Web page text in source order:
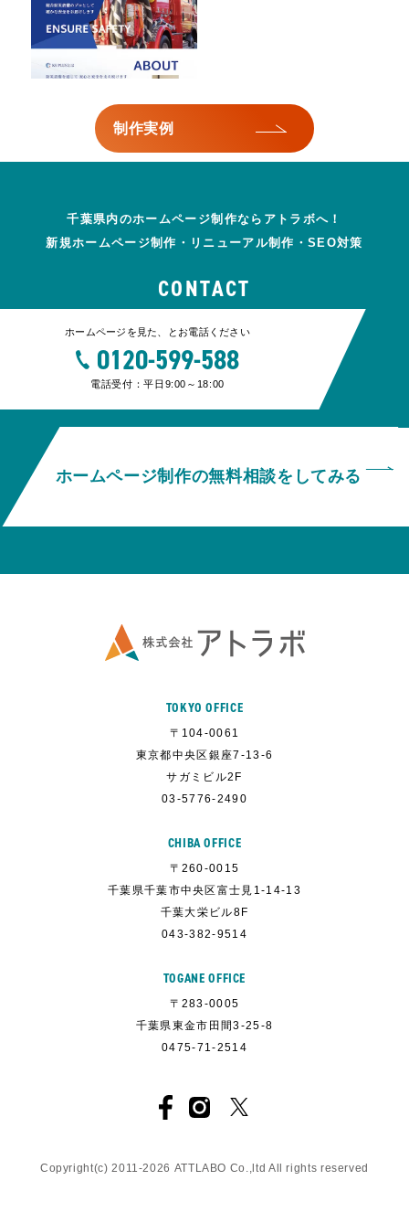
制作実例
千葉県内のホームページ制作ならアトラボへ！
新規ホームページ制作・リニューアル制作・SEO対策
CONTACT
ホームページを見た、とお電話ください
0120-599-588
電話受付：平日9:00～18:00
ホームページ制作の無料相談をしてみる
TOKYO OFFICE
〒104-0061
東京都中央区銀座7-13-6
サガミビル2F
03-5776-2490
CHIBA OFFICE
〒260-0015
千葉県千葉市中央区富士見1-14-13
千葉大栄ビル8F
043-382-9514
TOGANE OFFICE
〒283-0005
千葉県東金市田間3-25-8
0475-71-2514
Copyright(c) 2011-2026 ATTLABO Co.,ltd All rights reserved